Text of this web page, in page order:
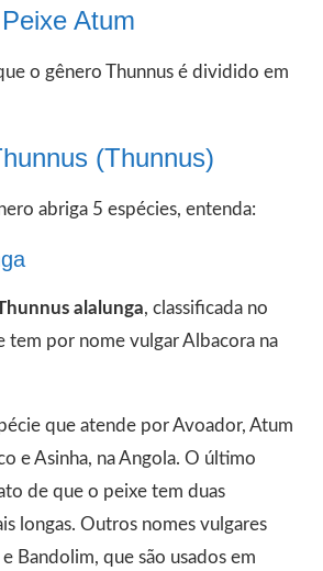
Atum
o gênero Thunnus é dividido em
(Thunnus)
abriga 5 espécies, entenda:
alalunga, classificada no
tem por nome vulgar Albacora na
que atende por Avoador, Atum
e Asinha, na Angola. O último
de que o peixe tem duas
longas. Outros nomes vulgares
Bandolim, que são usados em